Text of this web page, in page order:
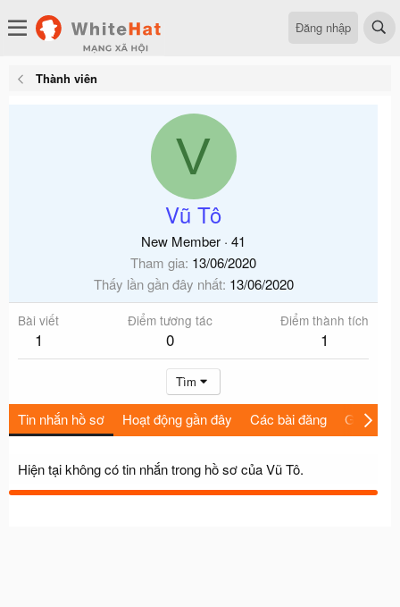
Đăng nhập
Thành viên
V
Vũ Tô
New Member · 41
Tham gia 13/06/2020
Thấy lần gần đây nhất 13/06/2020
Bài viết
1
Điểm tương tác
0
Điểm thành tích
1
Tìm
Tin nhắn hồ sơ Hoạt động gần đây Các bài đăng Giới thiệu
Hiện tại không có tin nhắn trong hồ sơ của Vũ Tô.